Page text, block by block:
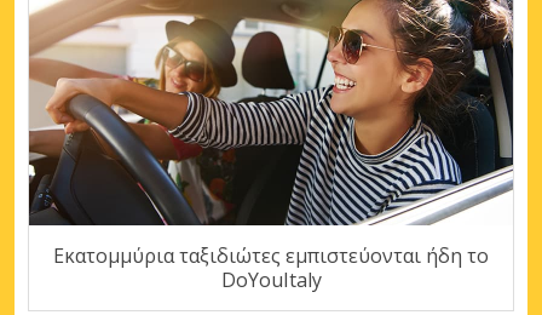
Εκατομμύρια ταξιδιώτες εμπιστεύονται ήδη το
DoYouItaly